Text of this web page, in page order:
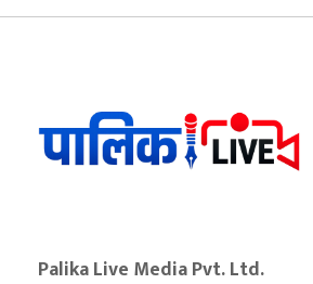
Palika Live Media Pvt. Ltd.